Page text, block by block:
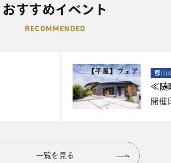
おすすめイベント
RECOMMENDED
郡山
≪随
開催
一覧を見る